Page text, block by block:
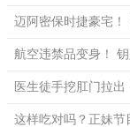
迈阿密保时捷豪宅！
航空违禁品变身！
医生徒手挖肛门拉
这样吃对吗？正妹